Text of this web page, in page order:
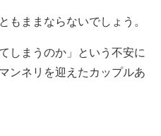
もままならないでしょう。
しまうのか」という不安に
ンネリを迎えたカップルあ